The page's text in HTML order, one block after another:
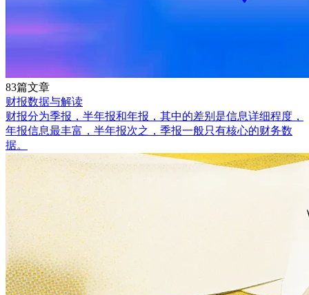
83篇文章
财报数据与解读
财报分为季报，半年报和年报，其中的差别是信息详细程度，
年报信息最丰富，半年报次之，季报一般只有核心的财务数
据。